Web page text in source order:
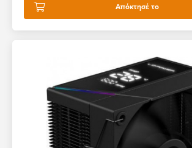
Απόκτησέ το